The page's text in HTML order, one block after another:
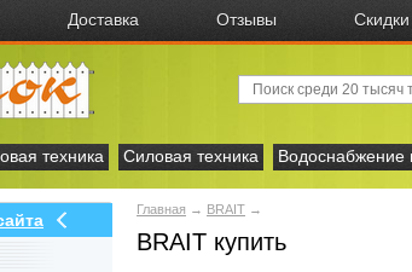
Доставка Отзывы Скидки
техника Силовая техника Водоснабжение
Главная → BRAIT →
BRAIT купить